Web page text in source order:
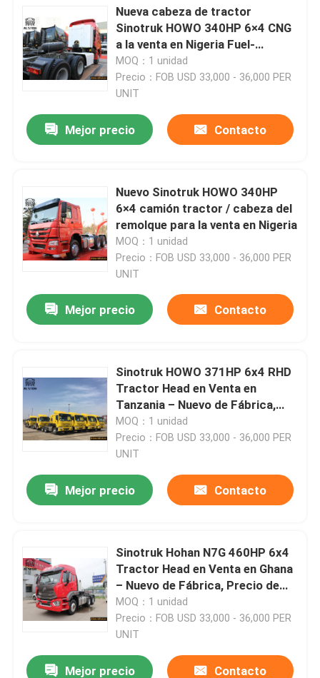
Inicio
Productos
Visita a la fábrica
Control de Calidad
Contacto
Todos los casos
El camión Howo
HOWO Tractor Head
Nueva cabeza de tractor
Sinotruk HOWO 340HP 6×4 CNG
a la venta en Nigeria Fuel-
Economía, suministro directo de
fábrica
MOQ：1 unidad
Precio：FOB USD 33,000 - 36,000 PER
UNIT
Mejor precio Contacto
Nuevo Sinotruk HOWO 340HP
6×4 camión tractor / cabeza del
remolque para la venta en Nigeria
MOQ：1 unidad
Precio：FOB USD 33,000 - 36,000 PER
UNIT
Mejor precio Contacto
Sinotruk HOWO 371HP 6x4 RHD
Tractor Head en Venta en
Tanzania – Nuevo de Fábrica,
Precio de Fábrica
MOQ：1 unidad
Precio：FOB USD 33,000 - 36,000 PER
UNIT
Mejor precio Contacto
Sinotruk Hohan N7G 460HP 6x4
Tractor Head en Venta en Ghana
– Nuevo de Fábrica, Precio de
Fábrica
MOQ：1 unidad
Precio：FOB USD 33,000 - 36,000 PER
UNIT
Mejor precio Contacto